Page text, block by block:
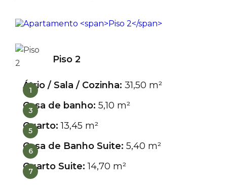
Piso 2
1
Átrio / Sala / Cozinha: 31,50 m²
3
Casa de banho: 5,10 m²
5
Quarto:13,45 m²
6
Casa de Banho Suite: 5,40 m²
7
Quarto Suite:14,70 m²